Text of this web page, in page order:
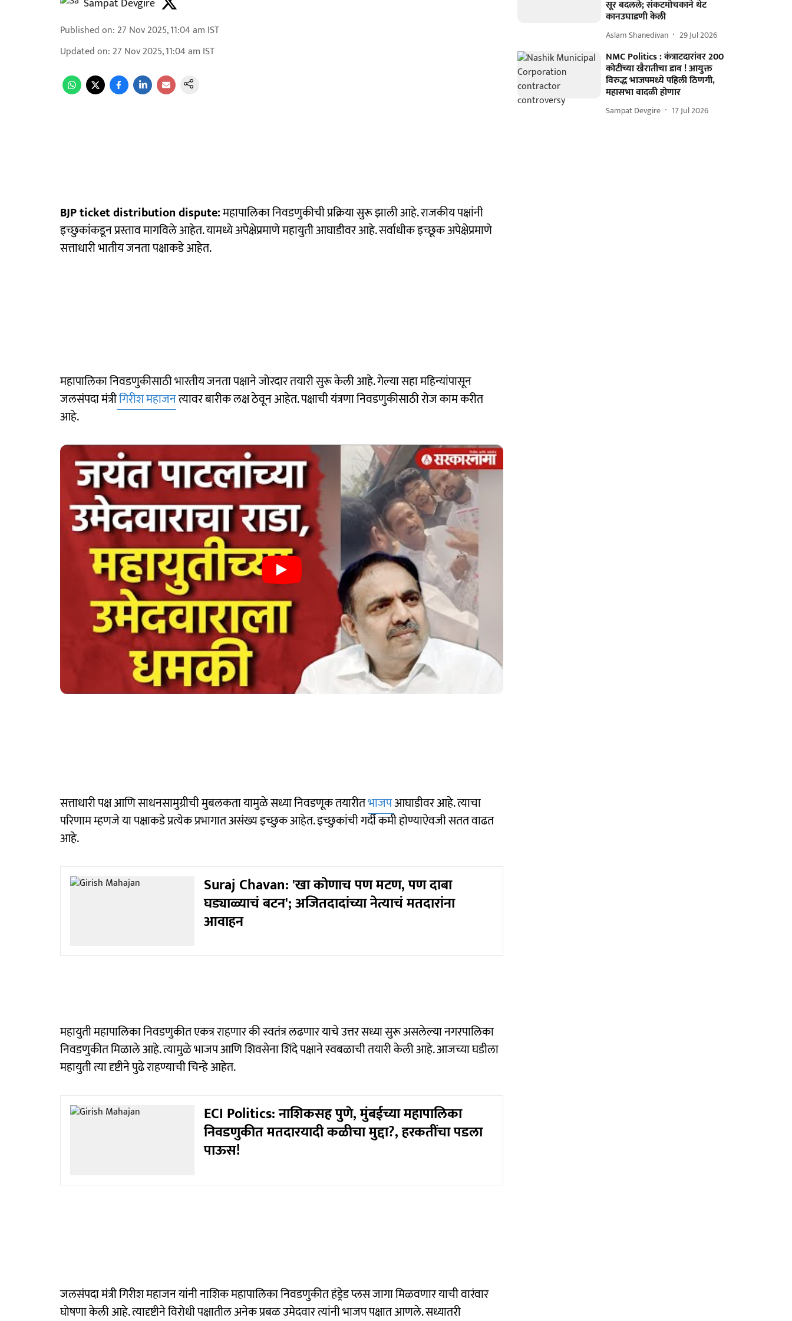
Sampat Devgire
Published on: 27 Nov 2025, 11:04 am IST
Updated on: 27 Nov 2025, 11:04 am IST
BJP ticket distribution dispute:महापालिका निवडणुकीची प्रक्रिया सुरू झाली आहे. राजकीय पक्षांनी
इच्छुकांकडून प्रस्ताव मागविले आहेत. यामध्ये अपेक्षेप्रमाणे महायुती आघाडीवर आहे. सर्वाधीक इच्छूक अपेक्षेप्रमाणे
सत्ताधारी भातीय जनता पक्षाकडे आहेत.
महापालिका निवडणुकीसाठी भारतीय जनता पक्षाने जोरदार तयारी सुरू केली आहे. गेल्या सहा महिन्यांपासून
जलसंपदा मंत्रीगिरीश महाजनत्यावर बारीक लक्ष ठेवून आहेत. पक्षाची यंत्रणा निवडणुकीसाठी रोज काम करीत
आहे.
सत्ताधारी पक्ष आणि साधनसामुग्रीची मुबलकता यामुळे सध्या निवडणूक तयारीतभाजपआघाडीवर आहे. त्याचा
परिणाम म्हणजे या पक्षाकडे प्रत्येक प्रभागात असंख्य इच्छुक आहेत. इच्छुकांची गर्दी कमी होण्याऐवजी सतत वाढत
आहे.
Suraj Chavan: 'खा कोणाच पण मटण, पण दाबा
घड्याळ्याचं बटन'; अजितदादांच्या नेत्याचं मतदारांना
आवाहन
महायुती महापालिका निवडणुकीत एकत्र राहणार की स्वतंत्र लढणार याचे उत्तर सध्या सुरू असलेल्या नगरपालिका
निवडणुकीत मिळाले आहे. त्यामुळे भाजप आणि शिवसेना शिंदे पक्षाने स्वबळाची तयारी केली आहे. आजच्या घडीला
महायुती त्या दृष्टीने पुढे राहण्याची चिन्हे आहेत.
ECI Politics: नाशिकसह पुणे, मुंबईच्या महापालिका
निवडणुकीत मतदारयादी कळीचा मुद्दा?, हरकतींचा पडला
पाऊस!
जलसंपदा मंत्री गिरीश महाजन यांनी नाशिक महापालिका निवडणुकीत हंड्रेड प्लस जागा मिळवणार याची वारंवार
घोषणा केली आहे. त्यादृष्टीने विरोधी पक्षातील अनेक प्रबळ उमेदवार त्यांनी भाजप पक्षात आणले. सध्यातरी
सूर बदलले; संकटमोचकाने थेट
कानउघाडणी केली
Aslam Shanedivan 29 Jul 2026
NMC Politics : कंत्राटदारांवर 200
कोटींच्या खैरातीचा डाव ! आयुक्त
विरुद्ध भाजपमध्ये पहिली ठिणगी,
महासभा वादळी होणार
Sampat Devgire 17 Jul 2026